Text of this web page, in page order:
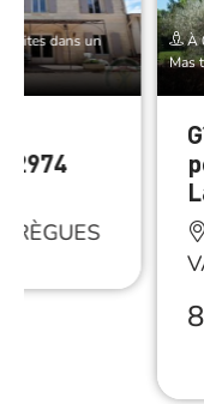
Gites dans un
À
Mas